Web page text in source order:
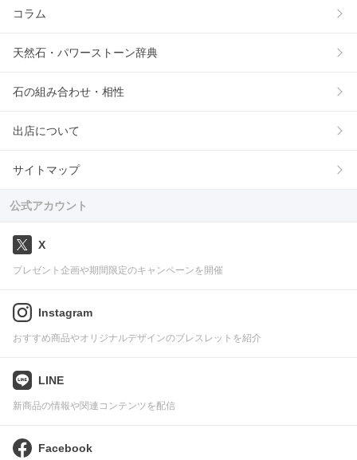
コラム
天然石・パワーストーン辞典
石の組み合わせ・相性
出店について
サイトマップ
公式アカウント
X
プレゼント企画や期間限定のキャンペーンを開催
Instagram
おすすめ商品やオリジナルデザインのブレスレットを紹介
LINE
新商品の情報や関連コンテンツを配信
Facebook